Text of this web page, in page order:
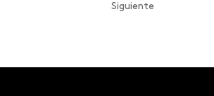
Siguiente